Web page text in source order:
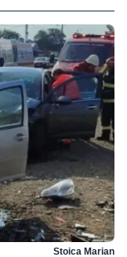
Stoica Marian